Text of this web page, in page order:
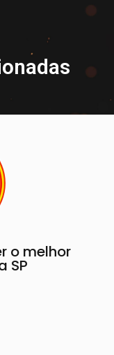
o melhor
SP